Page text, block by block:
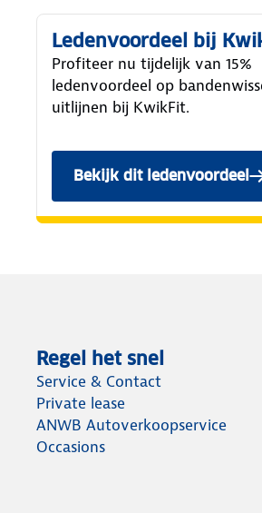
Ledenvoordeel bij
Profiteer nu tijdelijk van 15%
ledenvoordeel op
uitlijnen bij KwikFit.
Bekijk dit ledenvoordeel
Regel het snel
Service & Contact
Private lease
ANWB Autoverkoopservice
Occasions